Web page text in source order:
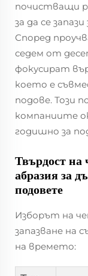
почистващи
за да се
Според
седем от
фокусират
което е
подове. Този
компаниите
годишно за
Твърдост на
абразия за
подовете
Изборът на
запазване на
на времето: